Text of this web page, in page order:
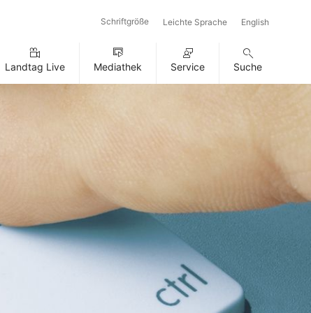
Schriftgröße Leichte Sprache English
Landtag Live Mediathek Service Suche